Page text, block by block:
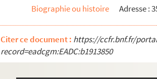
Biographie ou histoire
Adresse :
Citer ce document : https://ccfr.bnf.fr/
record=eadcgm:EADC:b1913850